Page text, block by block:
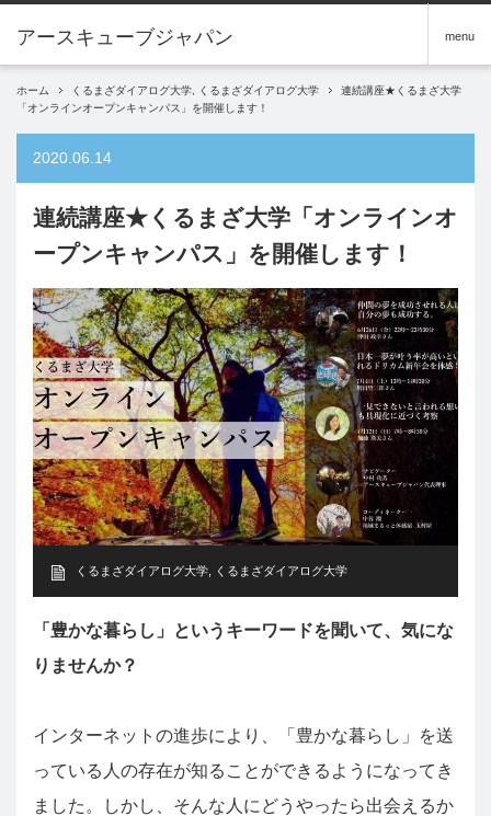
menu
アースキューブジャパン
ホーム くるまざダイアログ大学 くるまざダイアログ大学
連続講座★くるまざ大学
「オンラインオープンキャンパス」を開催します！
2020.06.14
連続講座★くるまざ大学「オンラインオ
ープンキャンパス」を開催します！
くるまざダイアログ大学 くるまざダイアログ大学
「豊かな暮らし」というキーワードを聞いて、気にな
りませんか？
インターネットの進歩により、「豊かな暮らし」を送
っている人の存在が知ることができるようになってき
ました。しかし、そんな人にどうやったら出会えるか